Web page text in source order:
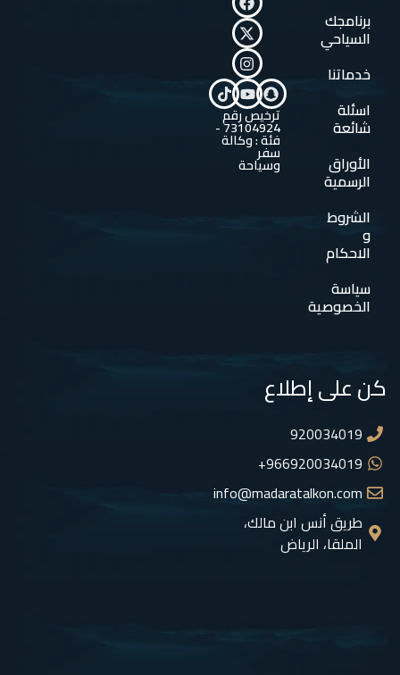
برنامجك
السياحي
خدماتنا
اسئلة
شائعة
الأوراق
الرسمية
الشروط
و
الاحكام
سياسة
الخصوصية
ترخيص رقم
73104924 -
فئة : وكالة
سفر
وسياحة
كن على إطلاع
920034019
966920034019+
info@madaratalkon.com
طريق أنس ابن مالك،
الملقا، الرياض